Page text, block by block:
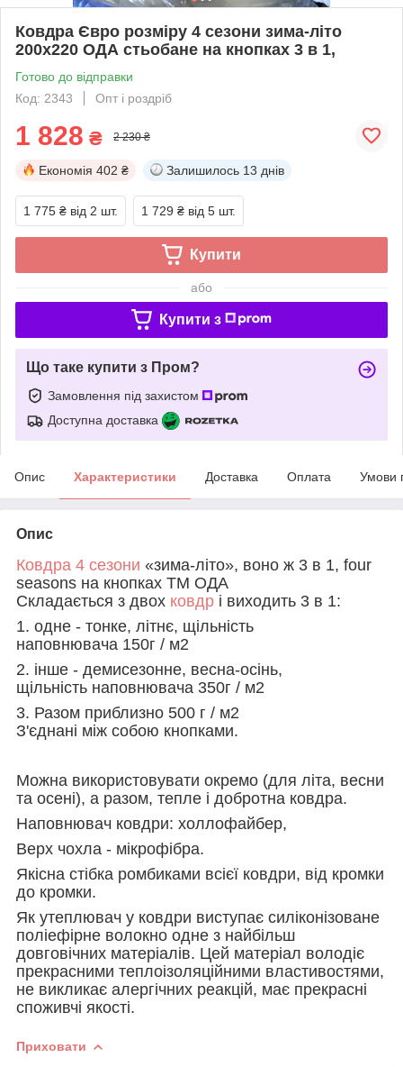
Ковдра Євро розміру 4 сезони зима-літо
200х220 ОДА стьобане на кнопках 3 в 1,
Готово до відправки
Код: 2343
Опт і роздріб
1 828 ₴ 2 230 ₴
Економія 402 ₴ Залишилось 13 днів
1 775 ₴ від 2 шт. 1 729 ₴ від 5 шт.
Купити
або
Купити з
Що таке купити з Пром?
Замовлення під захистом
Доступна доставка
Опис Характеристики Доставка Оплата Умови
Опис
Ковдра 4 сезони «зима-літо», воно ж 3 в 1, four
seasons на кнопках ТМ ОДА
Складається з двох ковдр і виходить 3 в 1:
1. одне - тонке, літнє, щільність
наповнювача 150г / м2
2. інше - демисезонне, весна-осінь,
щільність наповнювача 350г / м2
3. Разом приблизно 500 г / м2
З'єднані між собою кнопками.
Можна використовувати окремо (для літа, весни
та осені), а разом, тепле і добротна ковдра.
Наповнювач ковдри: холлофайбер,
Верх чохла - мікрофібра.
Якісна стібка ромбиками всієї ковдри, від кромки
до кромки.
Як утеплювач у ковдри виступає силіконізоване
поліефірне волокно одне з найбільш
довговічних матеріалів. Цей матеріал володіє
прекрасними теплоізоляційними властивостями,
не викликає алергічних реакцій, має прекрасні
споживчі якості.
Приховати